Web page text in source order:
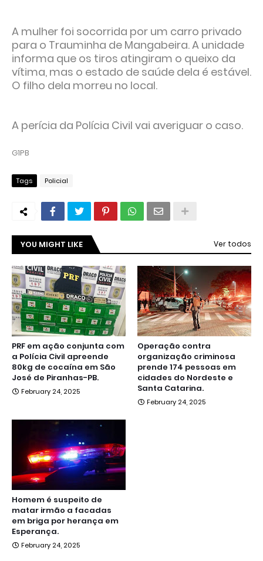
A mulher foi socorrida por um carro privado
para o Trauminha de Mangabeira. A unidade
informa que os tiros atingiram o queixo da
vítima, mas o estado de saúde dela é estável.
O filho dela morreu no local.
A perícia da Polícia Civil vai averiguar o caso.
G1PB
Tags Policial
YOU MIGHT LIKE Ver todos
PRF em ação conjunta com
a Polícia Civil apreende
80kg de cocaína em São
José de Piranhas-PB.
February 24, 2025
Operação contra
organização criminosa
prende 174 pessoas em
cidades do Nordeste e
Santa Catarina.
February 24, 2025
Homem é suspeito de
matar irmão a facadas
em briga por herança em
Esperança.
February 24, 2025